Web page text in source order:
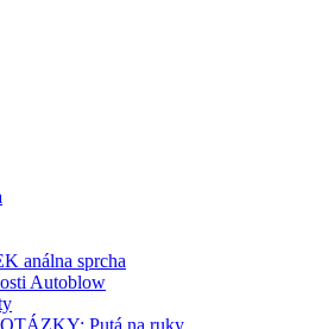
análna sprcha
Autoblow
Putá na ruky